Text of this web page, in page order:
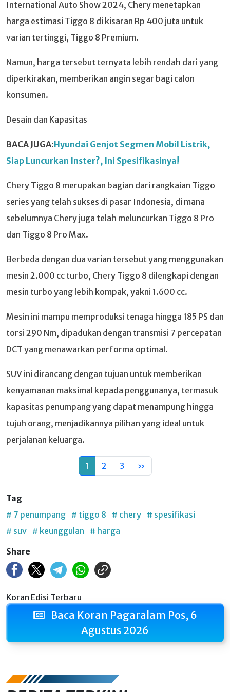
International Auto Show 2024, Chery menetapkan
harga estimasi Tiggo 8 di kisaran Rp 400 juta untuk
varian tertinggi, Tiggo 8 Premium.
Namun, harga tersebut ternyata lebih rendah dari yang
diperkirakan, memberikan angin segar bagi calon
konsumen.
Desain dan Kapasitas
BACA JUGA:Hyundai Genjot Segmen Mobil Listrik,
Siap Luncurkan Inster?, Ini Spesifikasinya!
Chery Tiggo 8 merupakan bagian dari rangkaian Tiggo
series yang telah sukses di pasar Indonesia, di mana
sebelumnya Chery juga telah meluncurkan Tiggo 8 Pro
dan Tiggo 8 Pro Max.
Berbeda dengan dua varian tersebut yang menggunakan
mesin 2.000 cc turbo, Chery Tiggo 8 dilengkapi dengan
mesin turbo yang lebih kompak, yakni 1.600 cc.
Mesin ini mampu memproduksi tenaga hingga 185 PS dan
torsi 290 Nm, dipadukan dengan transmisi 7 percepatan
DCT yang menawarkan performa optimal.
SUV ini dirancang dengan tujuan untuk memberikan
kenyamanan maksimal kepada penggunanya, termasuk
kapasitas penumpang yang dapat menampung hingga
tujuh orang, menjadikannya pilihan yang ideal untuk
perjalanan keluarga.
1 2 3 »
Tag
# 7 penumpang # tiggo 8 # chery # spesifikasi
# suv # keunggulan
# harga
Share
Koran Edisi Terbaru
Baca Koran Pagaralam Pos, 6
Agustus 2026